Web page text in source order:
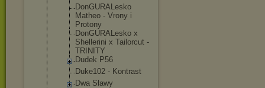
DonGURALesko
Matheo - Vrony i
Protony
DonGURALesko x
Shellerini x Tailorcut -
TRINITY
Dudek P56
Duke102 - Kontrast
Dwa Sławy